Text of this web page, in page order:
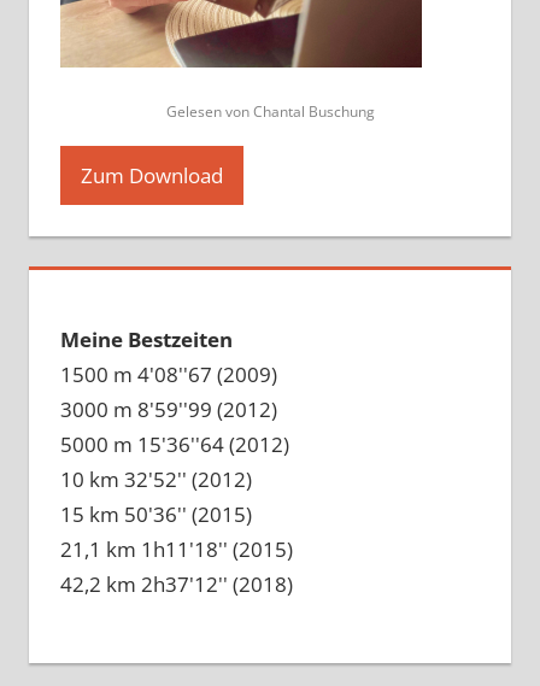
Gelesen von Chantal Buschung
Zum Download
Meine Bestzeiten
1500 m 4'08''67 (2009)
3000 m 8'59''99 (2012)
5000 m 15'36''64 (2012)
10 km 32'52'' (2012)
15 km 50'36'' (2015)
21,1 km 1h11'18'' (2015)
42,2 km 2h37'12'' (2018)